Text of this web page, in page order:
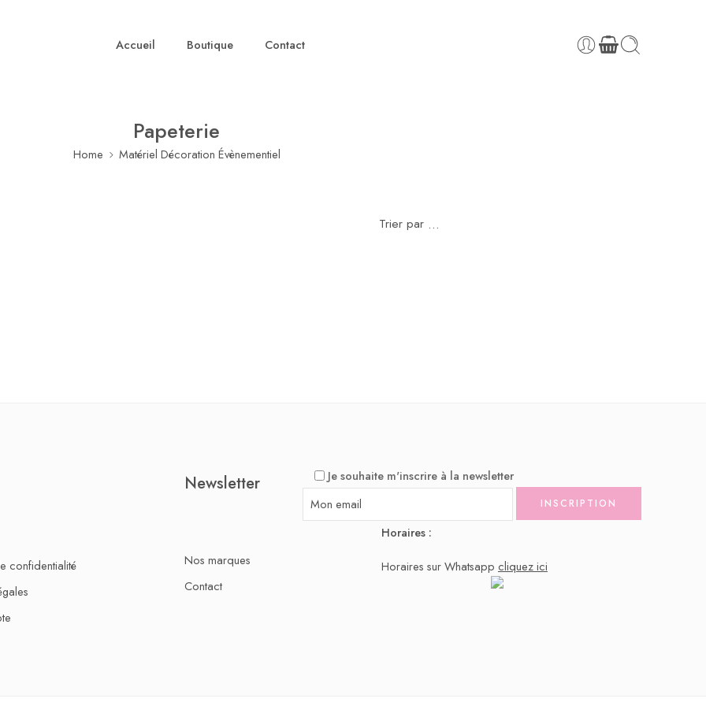
Accueil Boutique Contact
Papeterie
Home Matériel Décoration Évènementiel
Trier par ...
confidentialité
Newsletter Je souhaite m'inscrire à la newsletter
Nos marques
Contact
Horaires :
Horaires sur Whatsapp cliquez ici